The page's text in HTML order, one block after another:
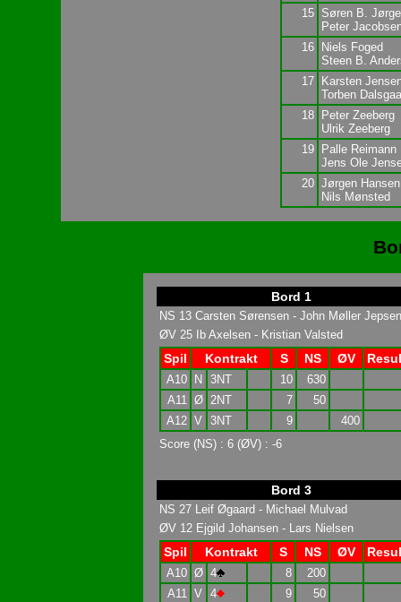
15 Søren B.
Peter
16
Niels Foged
Steen B.
17
Karsten
Torben
18
Peter Zeeberg
Ulrik Zeeberg
19
Palle Reimann
Jens Ole
20 Jørgen Hansen
Nils Mønsted
Bord 1
NS 13 Carsten Sørensen - John Møller Jepsen
ØV 25 Ib Axelsen - Kristian Valsted
Spil Kontrakt S NS ØV
A10 N 3NT 10
630
A11 Ø 2NT 7
50
A12 V 3NT 9
400
Score (NS) : 6 (ØV) : -6
Bord 3
NS 27 Leif Øgaard - Michael Mulvad
ØV 12 Ejgild Johansen - Lars Nielsen
Spil Kontrakt S NS ØV
A10 Ø 4 8
200
A11 V 4 9
50